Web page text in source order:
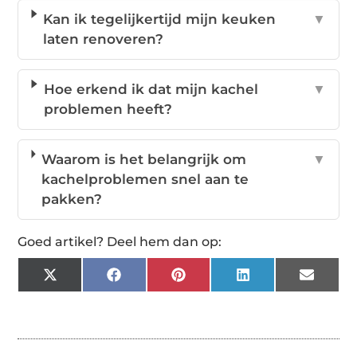
Kan ik tegelijkertijd mijn keuken
laten renoveren?
▼
Hoe erkend ik dat mijn kachel
problemen heeft?
▼
Waarom is het belangrijk om
kachelproblemen snel aan te
pakken?
▼
Goed artikel? Deel hem dan op:
X
(Twitter)
FacebookPinterestLinkedInEmail